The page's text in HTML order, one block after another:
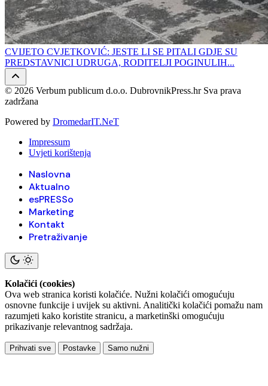
CVIJETO CVJETKOVIĆ: JESTE LI SE PITALI GDJE SU
PREDSTAVNICI UDRUGA, RODITELJI POGINULIH...
© 2026 Verbum publicum d.o.o. DubrovnikPress.hr Sva prava
zadržana
Powered by DromedarIT.NeT
Impressum
Uvjeti korištenja
Naslovna
Aktualno
esPRESSo
Marketing
Kontakt
Pretraživanje
Kolačići (cookies)
Ova web stranica koristi kolačiće. Nužni kolačići omogućuju
osnovne funkcije i uvijek su aktivni. Analitički kolačići pomažu nam
razumjeti kako koristite stranicu, a marketinški omogućuju
prikazivanje relevantnog sadržaja.
Prihvati sve Postavke Samo nužni